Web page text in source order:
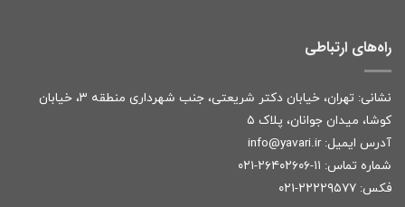
راه‌های ارتباطی
نشانی: تهران، خیابان دکتر شریعتی، جنب شهرداری منطقه ۳، خیابان
کوشا، میدان جوانان، پلاک ۵
آدرس ایمیل: info@yavari.ir
شماره تماس: ۱۱-۲۶۴۰۲۶۰۶-۰۲۱
فکس: ۲۲۲۲۹۵۷۷-۰۲۱